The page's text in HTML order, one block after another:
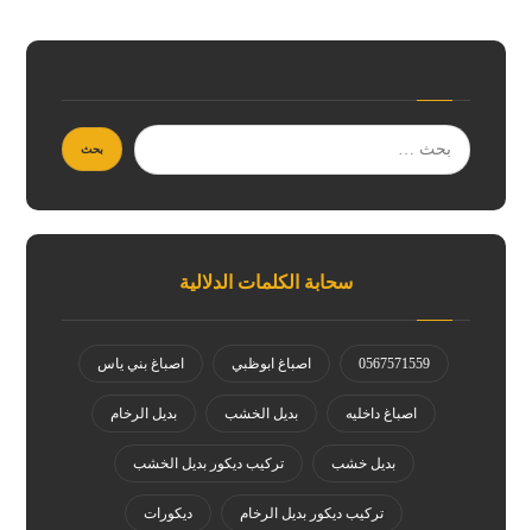
سحابة الكلمات الدلالية
0567571559 اصباغ ابوظبي اصباغ بني ياس
اصباغ داخليه بديل الخشب بديل الرخام
بديل خشب تركيب ديكور بديل الخشب
تركيب ديكور بديل الرخام ديكورات